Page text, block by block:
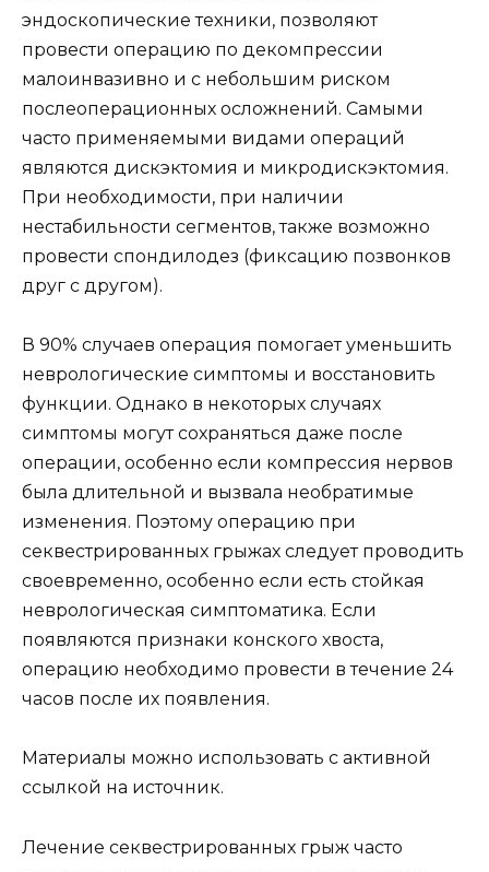
эндоскопические техники, позволяют
провести операцию по декомпрессии
малоинвазивно и с небольшим риском
послеоперационных осложнений. Самыми
часто применяемыми видами операций
являются дискэктомия и микродискэктомия.
При необходимости, при наличии
нестабильности сегментов, также возможно
провести спондилодез (фиксацию позвонков
друг с другом).
В 90% случаев операция помогает уменьшить
неврологические симптомы и восстановить
функции. Однако в некоторых случаях
симптомы могут сохраняться даже после
операции, особенно если компрессия нервов
была длительной и вызвала необратимые
изменения. Поэтому операцию при
секвестрированных грыжах следует проводить
своевременно, особенно если есть стойкая
неврологическая симптоматика. Если
появляются признаки конского хвоста,
операцию необходимо провести в течение 24
часов после их появления.
Материалы можно использовать с активной
ссылкой на источник.
Лечение секвестрированных грыж часто